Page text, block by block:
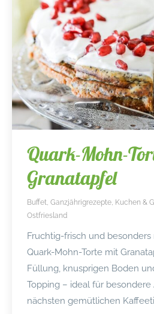
Quark-Mohn-
Granatapfel
Buffet Ganzjährigrezepte Kuchen &
Ostfriesland
Fruchtig-frisch und besonders
Quark-Mohn-Torte mit
Füllung, knusprigen Boden
Topping – ideal für besondere
nächsten gemütlichen